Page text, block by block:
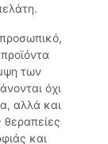
των
όχι
αλλά και
θεραπείες
και